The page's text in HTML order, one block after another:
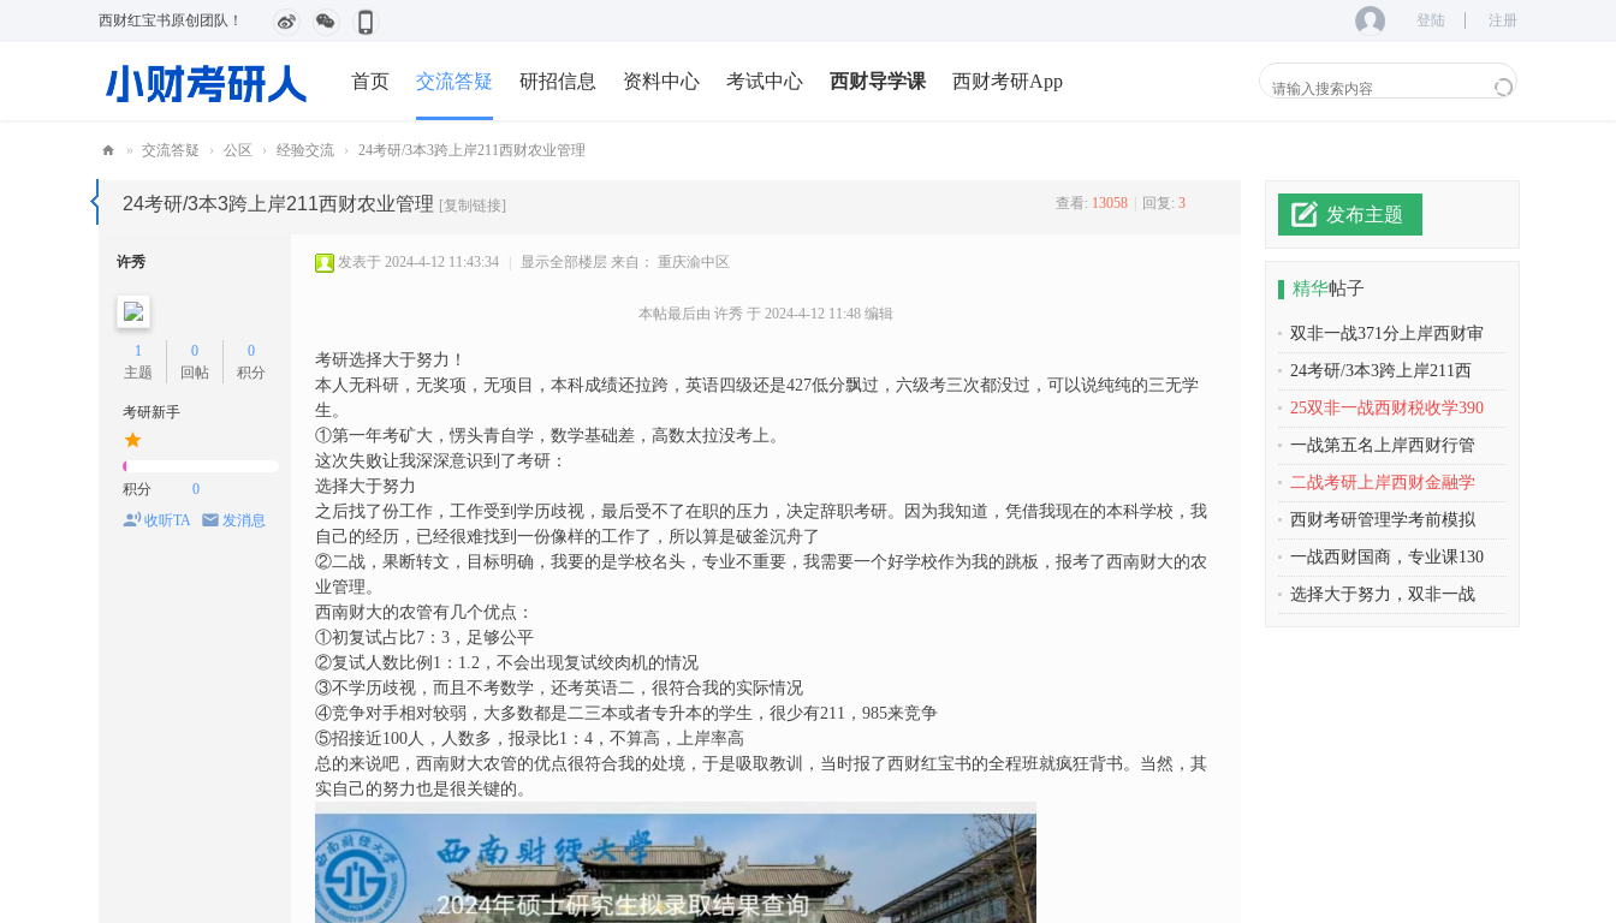
西财红宝书原创团队！ 登陆 注册
首页 交流答疑 研招信息 资料中心 考试中心 西财导学课 西财考研App
» 交流答疑 › 公区 › 经验交流 › 24考研/3本3跨上岸211西财农业管理
24考研/3本3跨上岸211西财农业管理 [复制链接] 查看: 13058 回复: 3
许秀
1
主题
0
回帖
0
积分
考研新手
积分
0
收听TA
发消息
发表于 2024-4-12 11:43:34 显示全部楼层 来自： 重庆渝中区
本帖最后由 许秀 于 2024-4-12 11:48 编辑
考研选择大于努力！
本人无科研，无奖项，无项目，本科成绩还拉跨，英语四级还是427低分飘过，六级考三次都没过，可以说纯纯的三无学
生。
①第一年考矿大，愣头青自学，数学基础差，高数太拉没考上。
这次失败让我深深意识到了考研：
选择大于努力
之后找了份工作，工作受到学历歧视，最后受不了在职的压力，决定辞职考研。因为我知道，凭借我现在的本科学校，我
自己的经历，已经很难找到一份像样的工作了，所以算是破釜沉舟了
②二战，果断转文，目标明确，我要的是学校名头，专业不重要，我需要一个好学校作为我的跳板，报考了西南财大的农
业管理。
西南财大的农管有几个优点：
①初复试占比7：3，足够公平
②复试人数比例1：1.2，不会出现复试绞肉机的情况
③不学历歧视，而且不考数学，还考英语二，很符合我的实际情况
④竞争对手相对较弱，大多数都是二三本或者专升本的学生，很少有211，985来竞争
⑤招接近100人，人数多，报录比1：4，不算高，上岸率高
总的来说吧，西南财大农管的优点很符合我的处境，于是吸取教训，当时报了西财红宝书的全程班就疯狂背书。当然，其
实自己的努力也是很关键的。
发布主题
精华帖子
双非一战371分上岸西财审
24考研/3本3跨上岸211西
25双非一战西财税收学390
一战第五名上岸西财行管
二战考研上岸西财金融学
西财考研管理学考前模拟
一战西财国商，专业课130
选择大于努力，双非一战